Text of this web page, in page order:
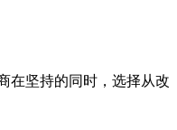
在坚持的同时，选择从改